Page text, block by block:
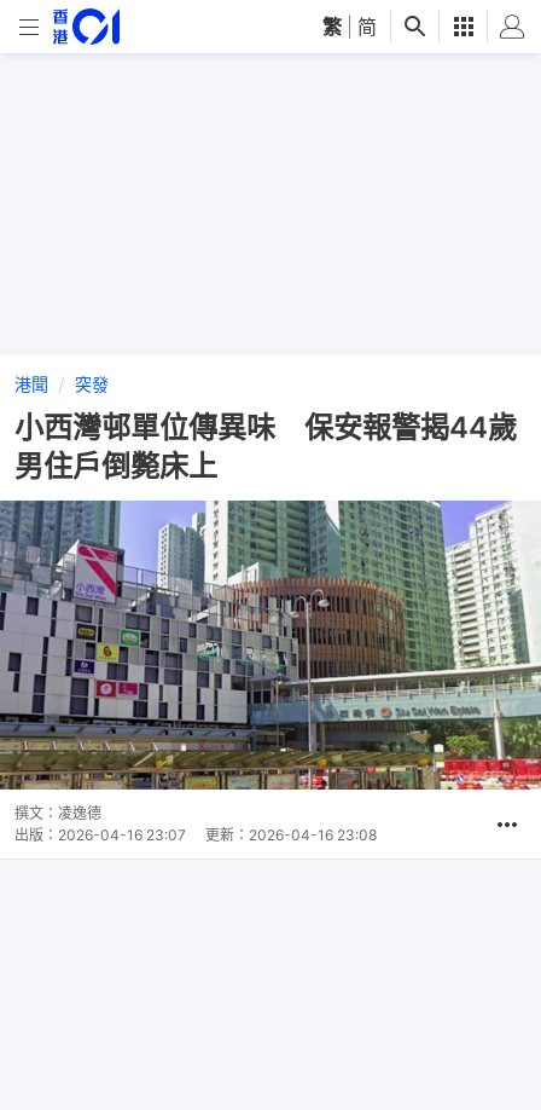
繁 简
港聞 突發
小西灣邨單位傳異味 保安報警揭44歲
男住戶倒斃床上
撰文： 凌逸德
出版： 2026-04-16 23:07 更新： 2026-04-16 23:08